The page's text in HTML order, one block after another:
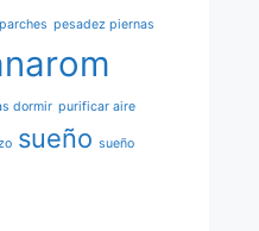
parches pesadez piernas
dormir purificar aire
sueño sueño